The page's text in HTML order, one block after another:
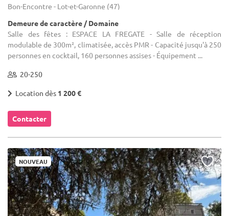
Bon-Encontre - Lot-et-Garonne (47)
Demeure de caractère / Domaine
Salle des fêtes : ESPACE LA FREGATE - Salle de réception
modulable de 300m², climatisée, accès PMR - Capacité jusqu'à 250
personnes en cocktail, 160 personnes assises - Équipement ...
20-250
Location dès 1 200 €
Contacter
NOUVEAU